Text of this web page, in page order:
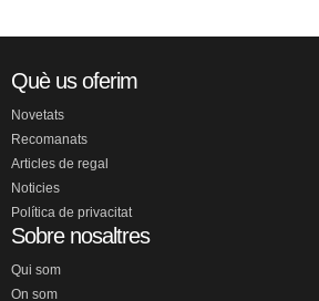
Què us oferim
Novetats
Recomanats
Articles de regal
Noticies
Política de privacitat
Sobre nosaltres
Qui som
On som